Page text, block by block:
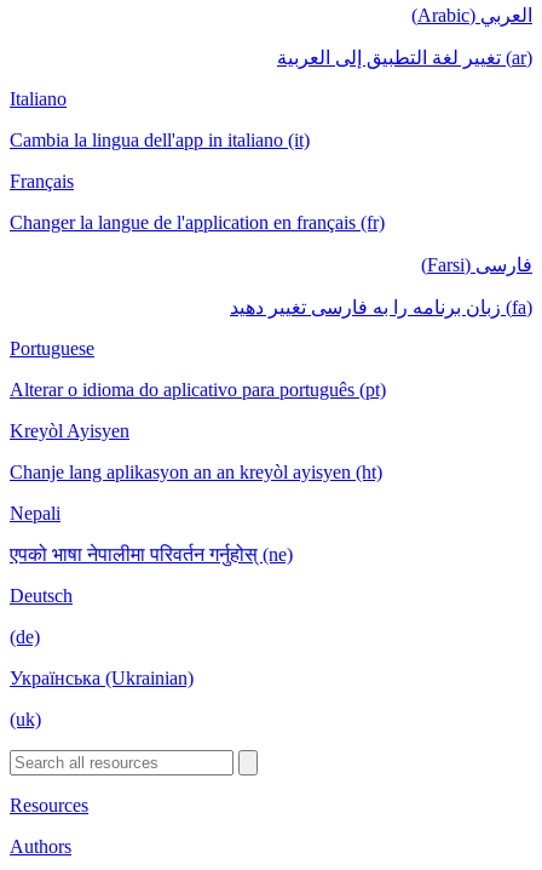
العربي (Arabic)
(ar) تغيير لغة التطبيق إلى العربية
Italiano
Cambia la lingua dell'app in italiano (it)
Français
Changer la langue de l'application en français (fr)
فارسی (Farsi)
(fa) زبان برنامه را به فارسی تغییر دهید
Portuguese
Alterar o idioma do aplicativo para português (pt)
Kreyòl Ayisyen
Chanje lang aplikasyon an an kreyòl ayisyen (ht)
Nepali
एपको भाषा नेपालीमा परिवर्तन गर्नुहोस् (ne)
Deutsch
(de)
Українська (Ukrainian)
(uk)
Resources
Authors